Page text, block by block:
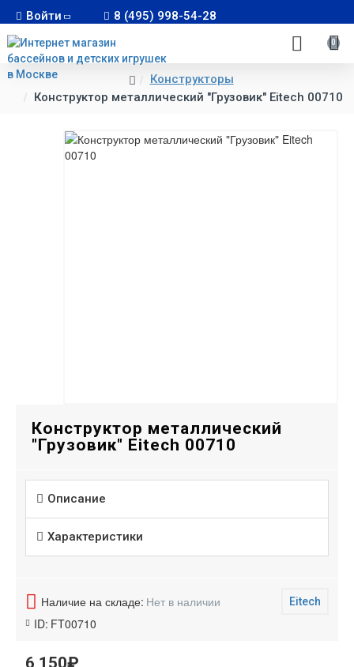
Войти 8 (495) 998-54-28
0
Конструкторы
Конструктор металлический "Грузовик" Eitech 00710
Конструктор металлический
"Грузовик" Eitech 00710
Описание
Характеристики
Наличие на складе: Нет в наличии
ID: FT00710
Eitech
6 150₽